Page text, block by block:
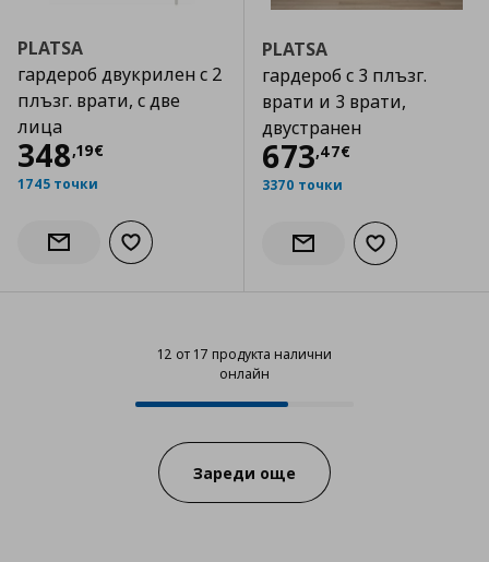
PLATSA
гардероб двукрилен с 2
плъзг. врати, с две
лица
348,19€
Цена
1745 точки
Информирай ме за наличност
Добави към списъка с любими
PLATSA
гардероб с 3 плъзг.
врати и 3 врати,
двустранен
673,47€
Цена673,47 €
3370 точки
Информирай ме за
Добави към
12 от 17 продукта налични
онлайн
12 от 17 продукта налични
Progress:
Зареди още